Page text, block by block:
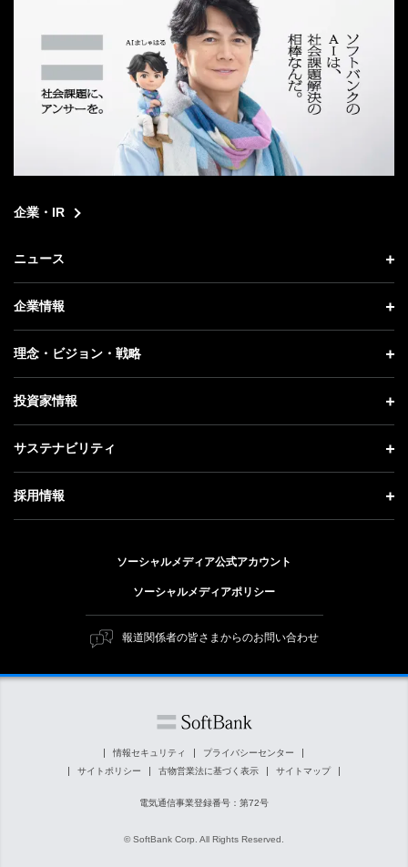
企業・IR
ニュース
ニュース トップ
プレスリリース
更新情報
記者説明会
企業情報
企業情報 トップ
社長メッセージ
事業紹介
ガバナンス
理念・ビジョン・戦略
理念・ビジョン・戦略 トップ
成長戦略「Activate AI for Society」
人材戦略
投資家情報
投資家情報 トップ
経営方針
個人投資家の皆さまへ
株式と社債について
サステナビリティ
サステナビリティ トップ
トップメッセージ
ESG方針・体制
マテリアリティ（重要課題）
ESGの主な取り組み
外部評価・イニシアチブ
採用情報
障がい者採用
ソフトバンク クルー採用
ソーシャルメディア公式アカウント
ソーシャルメディアポリシー
報道関係者の皆さまからのお問い合わせ
情報セキュリティ
プライバシーセンター
サイトポリシー
古物営業法に基づく表示 サイトマップ
電気通信事業登録番号：第72号
© SoftBank Corp. All Rights Reserved.